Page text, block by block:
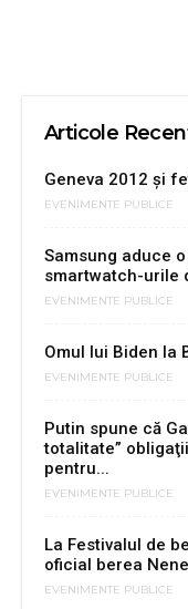
Articole
Geneva 2012 şi
EVENIMENTE PUBLICE
Samsung aduce
smartwatch-urile
EVENIMENTE PUBLICE
Omul lui Biden la
EVENIMENTE PUBLICE
Putin spune că
totalitate”
pentru...
EVENIMENTE PUBLICE
La Festivalul de
oficial berea
EVENIMENTE PUBLICE